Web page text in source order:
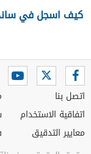
كيف اسجل في ساند
اتصل بنا
اتفاقية الاستخدام
معايير التدقيق